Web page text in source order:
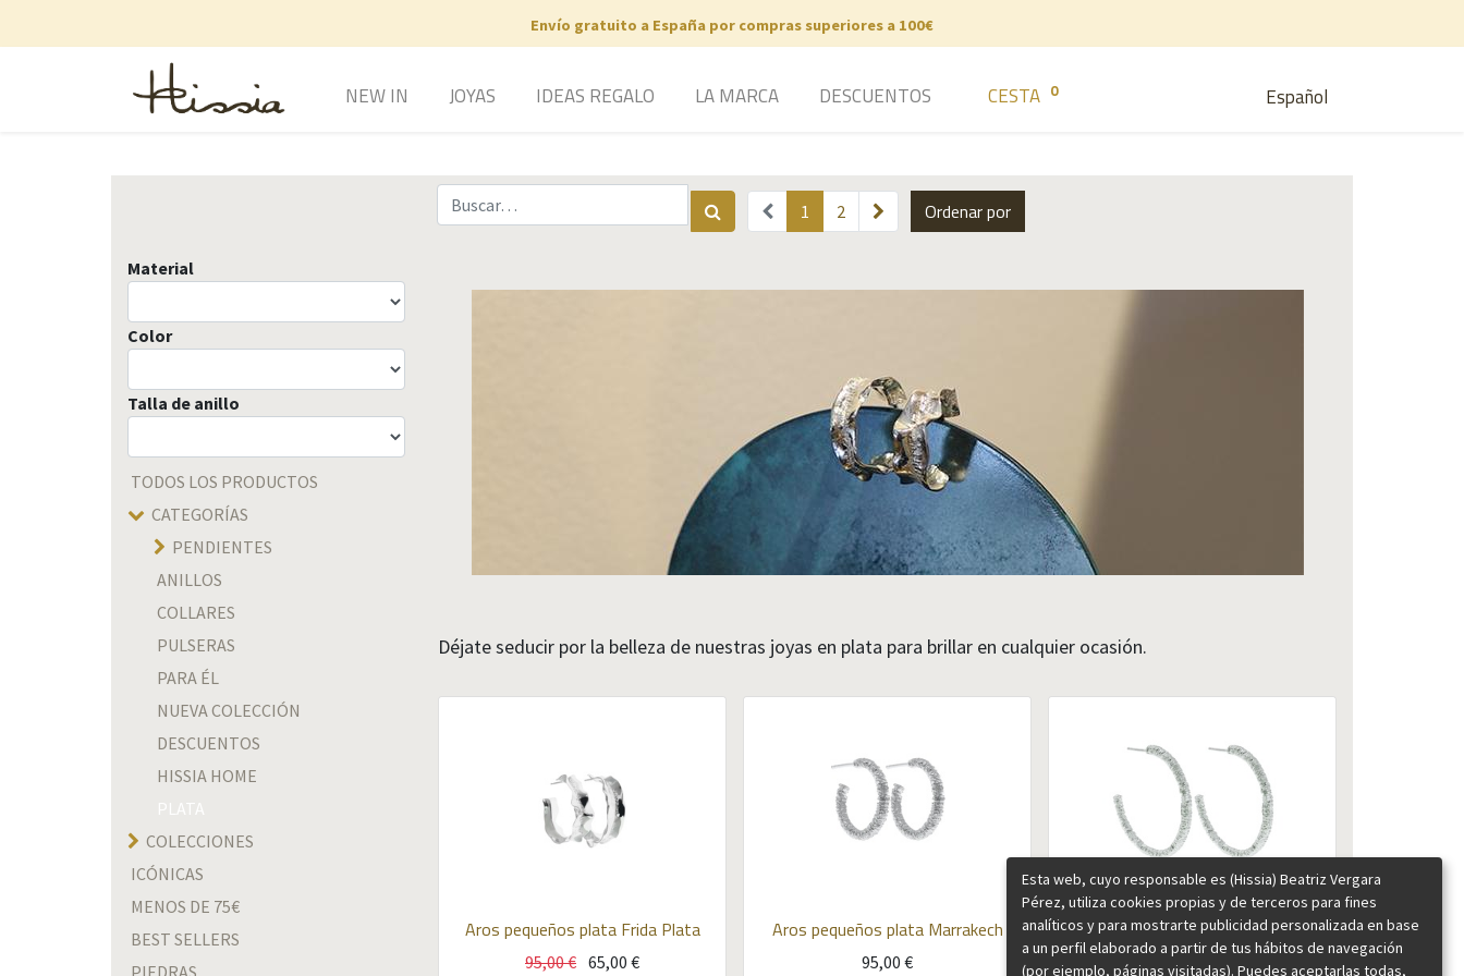
Envío gratuito a España por compras superiores a 100€
Español
NEW IN JOYAS IDEAS REGALO LA MARCA DESCUENTOS CESTA 0
1 2 Ordenar por
Material
Color
Talla de anillo
TODOS LOS PRODUCTOS
CATEGORÍAS
PENDIENTES
ANILLOS
COLLARES
PULSERAS
PARA ÉL
NUEVA COLECCIÓN
DESCUENTOS
HISSIA HOME
PLATA
COLECCIONES
ICÓNICAS
MENOS DE 75€
BEST SELLERS
PIEDRAS
Déjate seducir por la belleza de nuestras joyas en plata para brillar en cualquier ocasión.
Aros pequeños plata Frida Plata
95,00€ 65,00 €
Aros pequeños plata Marrakech
95,00 €
Aros medianos Marrakech plata
105,00
Esta web, cuyo responsable es (Hissia) Beatriz Vergara
Pérez, utiliza cookies propias y de terceros para fines
analíticos y para mostrarte publicidad personalizada en base
a un perfil elaborado a partir de tus hábitos de navegación
(por ejemplo, páginas visitadas). Puedes aceptarlas todas,